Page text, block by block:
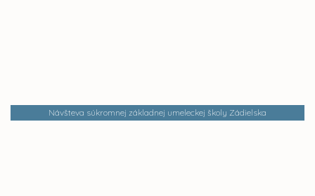
Návšteva súkromnej základnej umeleckej školy Zádielska